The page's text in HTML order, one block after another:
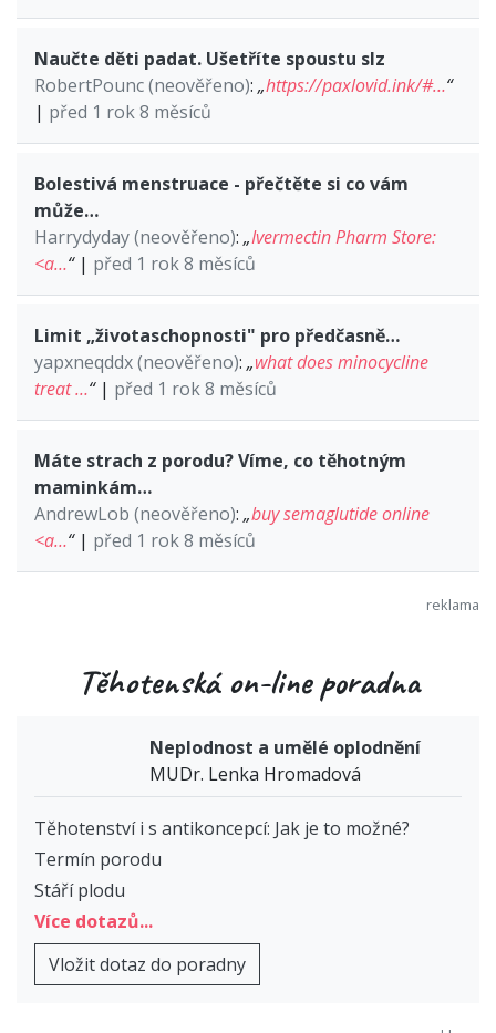
Naučte děti padat. Ušetříte spoustu slz
RobertPounc (neověřeno): „https://paxlovid.ink/#…“
| před 1 rok 8 měsíců
Bolestivá menstruace - přečtěte si co vám
může…
Harrydyday (neověřeno): „Ivermectin Pharm Store:
<a…“| před 1 rok 8 měsíců
Limit „životaschopnosti" pro předčasně…
yapxneqddx (neověřeno): „what does minocycline
treat …“| před 1 rok 8 měsíců
Máte strach z porodu? Víme, co těhotným
maminkám…
AndrewLob (neověřeno): „buy semaglutide online
<a…“| před 1 rok 8 měsíců
Těhotenská on-line poradna
Neplodnost a umělé oplodnění
MUDr. Lenka Hromadová
Těhotenství i s antikoncepcí: Jak je to možné?
Termín porodu
Stáří plodu
Více dotazů...
Vložit dotaz do poradny